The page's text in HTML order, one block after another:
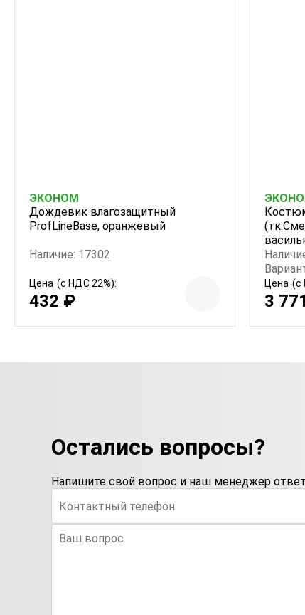
ЭКОНОМ
Дождевик влагозащитный
ProfLineBase, оранжевый
Наличие: 17302
Цена (с НДС 22%):
432 ₽
Цена (с
3
Остались вопросы?
Напишите свой вопрос и наш менеджер